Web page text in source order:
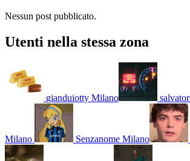
Nessun post pubblicato.
Utenti nella stessa zona
gianduiotty Milano
Milano Senzanome Milano